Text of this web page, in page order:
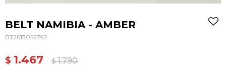
BELT NAMIBIA - AMBER
BT2613052792
$ 1.467 $ 1.790